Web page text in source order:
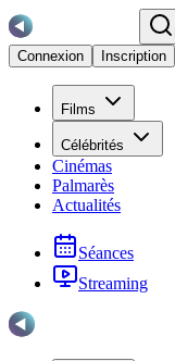
Connexion
Inscription
Films
Célébrités
Cinémas
Palmarès
Actualités
Séances
Streaming